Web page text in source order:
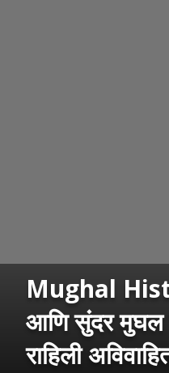
Mughal
आणि सुंदर मुघल
राहिली